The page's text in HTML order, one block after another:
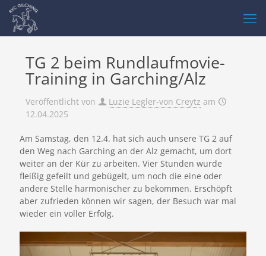
TG 2 beim Rundlaufmovie-
Training in Garching/Alz
Veröffentlicht von Luzie Legler-von Creytz am
12.04.2025
Am Samstag, den 12.4. hat sich auch unsere TG 2 auf
den Weg nach Garching an der Alz gemacht, um dort
weiter an der Kür zu arbeiten. Vier Stunden wurde
fleißig gefeilt und gebügelt, um noch die eine oder
andere Stelle harmonischer zu bekommen. Erschöpft
aber zufrieden können wir sagen, der Besuch war mal
wieder ein voller Erfolg.